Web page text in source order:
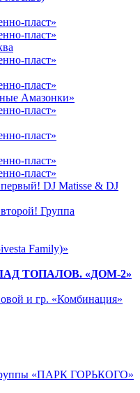
пласт»
пласт»
пласт»
пласт»
Амазонки»
пласт»
пласт»
пласт»
пласт»
DJ Matisse & DJ
Группа
Family)»
ТОПАЛОВ. «ДОМ-2»
и гр. «Комбинация»
«ПАРК ГОРЬКОГО»